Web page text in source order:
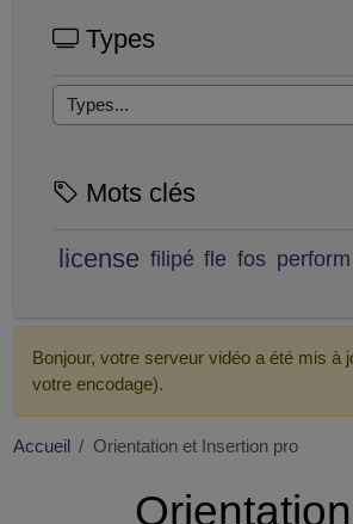
Types
Mots clés
license filipé fle fos perform
Bonjour, votre serveur vidéo a été mis
votre encodage).
Accueil Orientation et Insertion pro